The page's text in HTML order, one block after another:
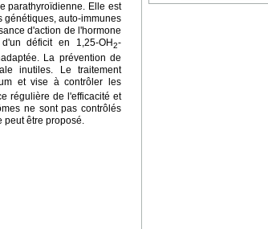
parathyroïdienne. Elle est
génétiques, auto-immunes
d'action de l'hormone
déficit en 1,25-OH2-
La prévention de
inutiles. Le traitement
et vise à contrôler les
régulière de l'efficacité et
ne sont pas contrôlés
peut être proposé.